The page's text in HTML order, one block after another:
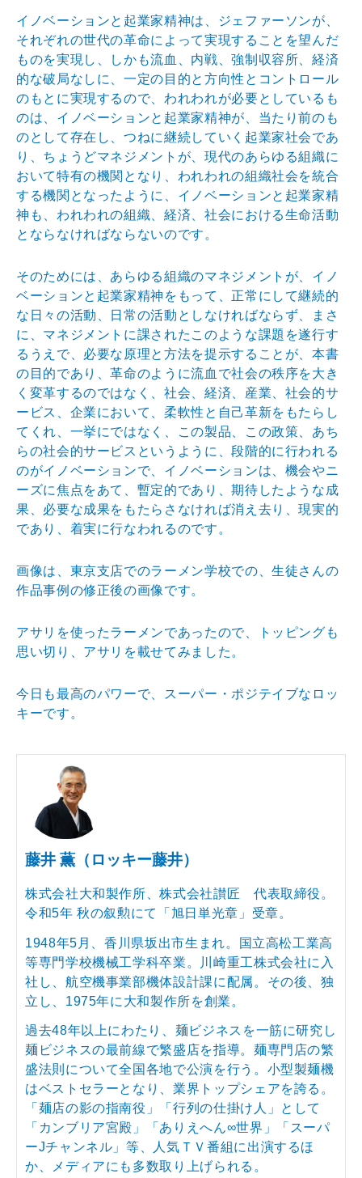
イノベーションと起業家精神は、ジェファーソンが、
それぞれの世代の革命によって実現することを望んだ
ものを実現し、しかも流血、内戦、強制収容所、経済
的な破局なし に、一定の目的と方向性とコントロール
のもとに実現するので、われわれが必要としているも
のは、イノベーションと起業家精神が、当たり前のも
のとして存在し、つねに継続していく起業家社会であ
り、ちょうどマネジメントが、 現代のあらゆる組織に
おいて特有の機関となり、われわれの組織社会を統合
する機関となったように、イノベーショ ンと起業家精
神も、われわれの組織、経済、社会における生命活動
とならなければならないのです。
そのためには、あらゆる組織のマネジメントが、イノ
ベーションと起業家精神をもって、正常にして継続的
な日々の活動、日常の活動としなければならず、まさ
に、マネジメ ントに課されたこのような課題を遂行す
るうえで、必要な 原理と方法を提示することが、本書
の目的であり、革命のように流血で社会の秩序を大き
く変革するのではなく、社会、経済、産業、社会的サ
ービス、企業において、柔軟性 と自己革新をもたらし
てくれ、一挙にではなく、この製品 、この政策、あち
らの社会的サービスというように、段階的に行われる
のがイノベーションで、イノベーションは、 機会やニ
ーズに焦点をあて、暫定的であり、期待したよう な成
果、必要な成果をもたらさなければ消え去り、現実的
であり、着実に行なわれるのです。
画像は、東京支店でのラーメン学校での、生徒さんの
作品事例の修正後の画像です。
アサリを使ったラーメンであったので、トッピングも
思い切り、アサリを載せてみました。
今日も最高のパワーで、スーパー・ポジテイブなロッ
キーです。
藤井 薫（ロッキー藤井）
株式会社大和製作所、株式会社讃匠 代表取締役。
令和5年 秋の叙勲にて「旭日単光章」受章。
1948年5月、香川県坂出市生まれ。国立高松工業高
等専門学校機械工学科卒業。川崎重工株式会社に入
社し、航空機事業部機体設計課に配属。その後、独
立し、1975年に大和製作所を創業。
過去48年以上にわたり、麺ビジネスを一筋に研究し
麺ビジネスの最前線で繁盛店を指導。麺専門店の繁
盛法則について全国各地で公演を行う。小型製麺機
はベストセラーとなり、業界トップシェアを誇る。
「麺店の影の指南役」「行列の仕掛け人」として
「カンブリア宮殿」「ありえへん∞世界」「スーパ
ーJチャンネル」等、人気ＴＶ番組に出演するほ
か、メディアにも多数取り上げられる。